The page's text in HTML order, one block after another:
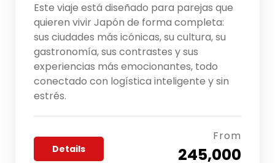
Este viaje está diseñado para parejas que
quieren vivir Japón de forma completa:
sus ciudades más icónicas, su cultura, su
gastronomía, sus contrastes y sus
experiencias más emocionantes, todo
conectado con logística inteligente y sin
estrés.
Details
From
245,000